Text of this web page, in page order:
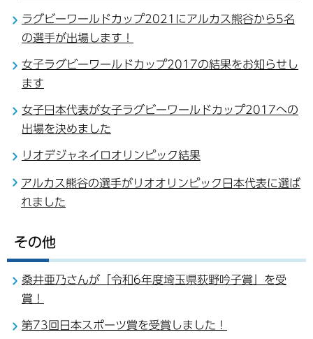
ラグビーワールドカップ2021にアルカス熊谷から5名
の選手が出場します！
女子ラグビーワールドカップ2017の結果をお知らせし
ます
女子日本代表が女子ラグビーワールドカップ2017への
出場を決めました
リオデジャネイロオリンピック結果
アルカス熊谷の選手がリオオリンピック日本代表に選ば
れました
その他
桑井亜乃さんが「令和6年度埼玉県荻野吟子賞」を受
賞！
第73回日本スポーツ賞を受賞しました！